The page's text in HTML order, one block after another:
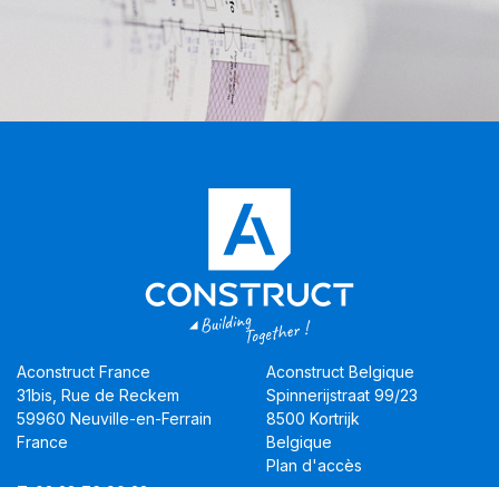
Aconstruct France
31bis, Rue de Reckem
59960 Neuville-en-Ferrain
France
Aconstruct Belgique
Spinnerijstraat 99/23
8500 Kortrijk
Belgique
Plan d'accès